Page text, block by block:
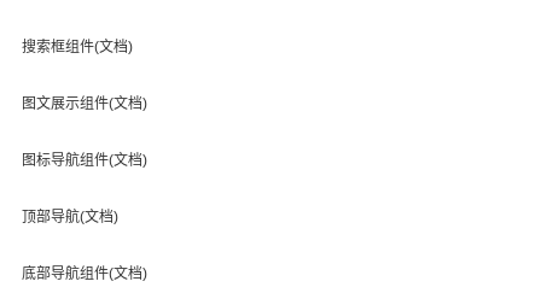
搜索框组件(文档)
图文展示组件(文档)
图标导航组件(文档)
顶部导航(文档)
底部导航组件(文档)